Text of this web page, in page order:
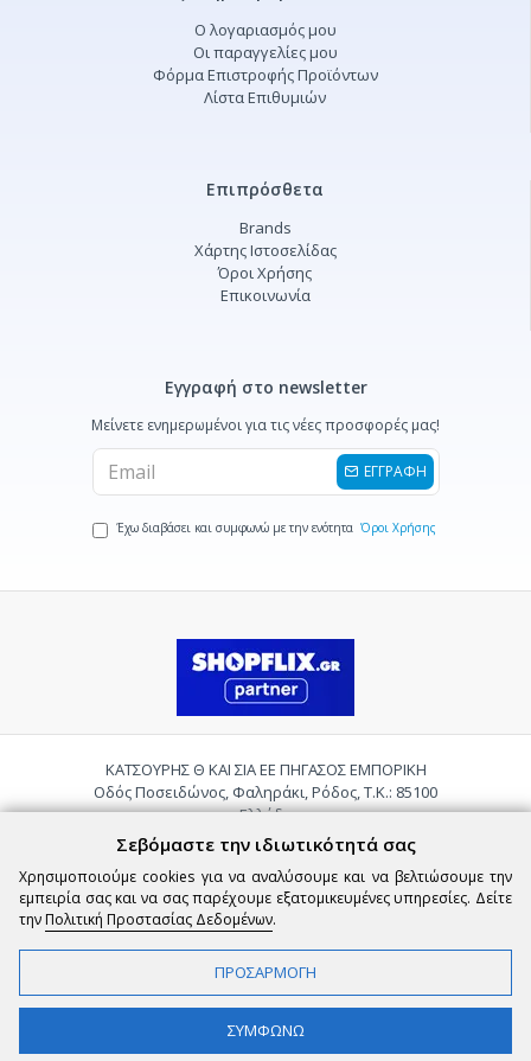
Ο λογαριασμός μου
Οι παραγγελίες μου
Φόρμα Επιστροφής Προϊόντων
Λίστα Επιθυμιών
Επιπρόσθετα
Brands
Χάρτης Ιστοσελίδας
Όροι Χρήσης
Επικοινωνία
Εγγραφή στο newsletter
Μείνετε ενημερωμένοι για τις νέες προσφορές μας!
ΕΓΓΡΑΦΗ
Έχω διαβάσει και συμφωνώ με την ενότητα Όροι Χρήσης
ΚΑΤΣΟΥΡΗΣ Θ ΚΑΙ ΣΙΑ ΕΕ ΠΗΓΑΣΟΣ ΕΜΠΟΡΙΚΗ
Οδός Ποσειδώνος, Φαληράκι, Ρόδος, Τ.Κ.: 85100
Ελλάδα
Τηλ.:2241085059
Email:
pigasosemporiki@gmail.com
ΦΙΛΤΡΑ
Σεβόμαστε την ιδιωτικότητά σας
Χρησιμοποιούμε cookies για να αναλύσουμε και να βελτιώσουμε την
εμπειρία σας και να σας παρέχουμε εξατομικευμένες υπηρεσίες. Δείτε
την Πολιτική Προστασίας Δεδομένων.
ΠΡΟΣΑΡΜΟΓΗ
ΣΥΜΦΩΝΩ